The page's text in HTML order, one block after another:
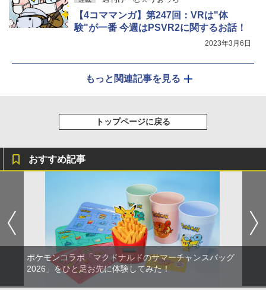
【4コママンガ】第247回：VRは"体
験"が一番 今週はPSVR2に関するお話！
2023年3月6日
もっと関連記事を見る
トップページに戻る
おすすめ記事
ポケモンコラボ「マクドナルドのサマーチャンスバッグ
2026」をひと足お先に体験してみた！